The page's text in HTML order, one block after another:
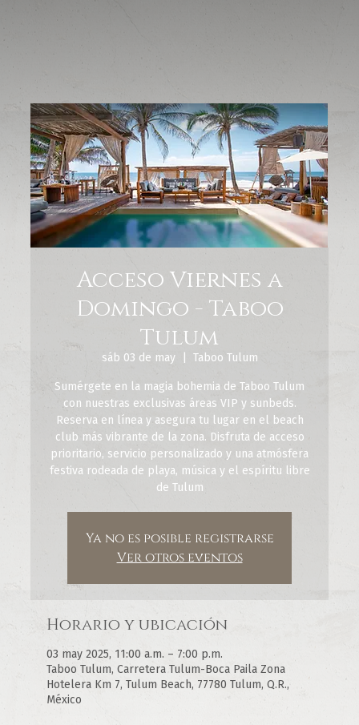
Acceso Viernes a
Domingo - Taboo
Tulum
sáb 03 de may
  |
Taboo Tulum
Sumérgete en la magia bohemia de Taboo Tulum
con nuestras exclusivas áreas VIP y sunbeds.
Reserva en línea y asegura tu lugar en el beach
club más vibrante de la zona. Disfruta de acceso
prioritario, servicio personalizado y una atmósfera
festiva rodeada de playa, música y el espíritu libre
de Tulum
Ya no es posible registrarse
Ver otros eventos
Horario y ubicación
03 may 2025, 11:00 a.m. – 7:00 p.m.
Taboo Tulum, Carretera Tulum-Boca Paila Zona
Hotelera Km 7, Tulum Beach, 77780 Tulum, Q.R.,
México